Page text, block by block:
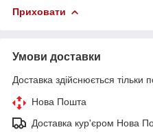
Приховати
Умови доставки
Доставка здійснюється тільки
Нова Пошта
Доставка кур'єром Нова